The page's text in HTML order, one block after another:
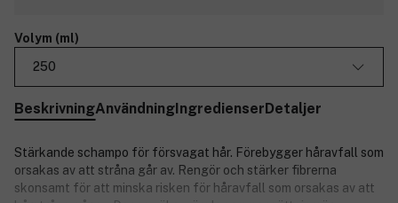
Volym (ml)
250
BeskrivningAnvändningIngredienserDetaljer
Stärkande schampo för försvagat hår. Förebygger håravfall som
orsakas av att stråna går av. Rengör och stärker fibrerna
skonsamt för att minska risken för håravfall som orsakas av att